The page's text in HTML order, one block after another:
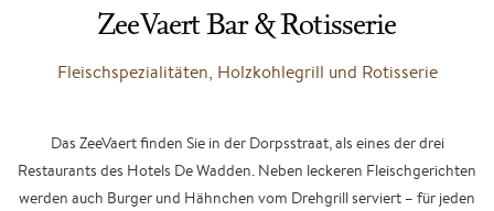
ZeeVaert Bar & Rotisserie
Fleischspezialitäten, Holzkohlegrill und Rotisserie
Das ZeeVaert finden Sie in der Dorpsstraat, als eines der drei
Restaurants des Hotels De Wadden. Neben leckeren Fleischgerichten
werden auch Burger und Hähnchen vom Drehgrill serviert – für jeden